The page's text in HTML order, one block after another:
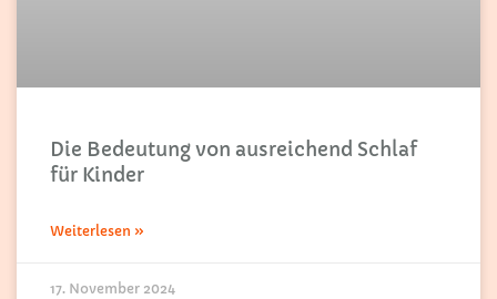
Die Bedeutung von ausreichend Schlaf
für Kinder
Weiterlesen »
17. November 2024